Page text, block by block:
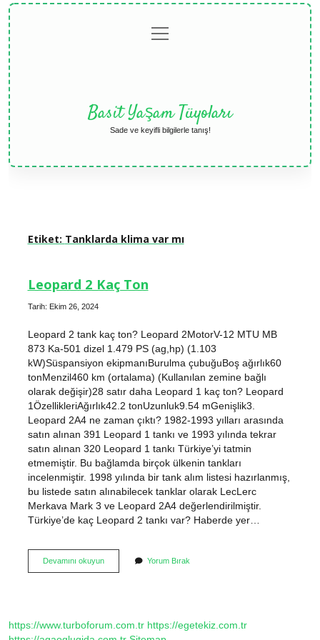
menüyü
aç
Basit Yaşam Tüyoları
Sade ve keyifli bilgilerle tanış!
Etiket: Tanklarda klima var mı
Leopard 2 Kaç Ton
Tarih: Ekim 26, 2024
Leopard 2 tank kaç ton? Leopard 2MotorV-12 MTU MB
873 Ka-501 dizel 1.479 PS (ag,hp) (1.103
kW)Süspansiyon ekipmanıBurulma çubuğuBoş ağırlık60
tonMenzil460 km (ortalama) (Kullanılan zemine bağlı
olarak değişir)28 satır daha Leopard 1 kaç ton? Leopard
1ÖzellikleriAğırlık42.2 tonUzunluk9.54 mGenişlik3.
Leopard 2A4 ne zaman çıktı? 1982-1993 yılları arasında
satın alınan 391 Leopard 1 tankı ve 1993 yılında tekrar
satın alınan 320 Leopard 1 tankı Türkiye’yi tatmin
etmemiştir. Bu bağlamda birçok ülkenin tankları
incelenmiştir. 1998 yılında bir tank alım listesi hazırlanmış,
bu listede satın alınabilecek tanklar olarak LecLerc
Merkava Mark 3 ve Leopard 2A4 değerlendirilmiştir.
Türkiye’de kaç Leopard 2 tankı var? Haberde yer…
Devamını okuyunLeopard
2
Yorum Bırak
https://www.turboforum.com.tr https://egetekiz.com.tr